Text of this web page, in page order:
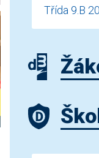
Třída 9.B